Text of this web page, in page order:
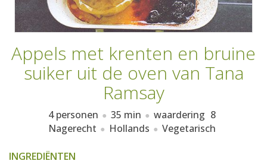
Appels met krenten en bruine
suiker uit de oven van Tana
Ramsay
4 personen 35 min waardering 8
Nagerecht
Hollands Vegetarisch
INGREDIËNTEN